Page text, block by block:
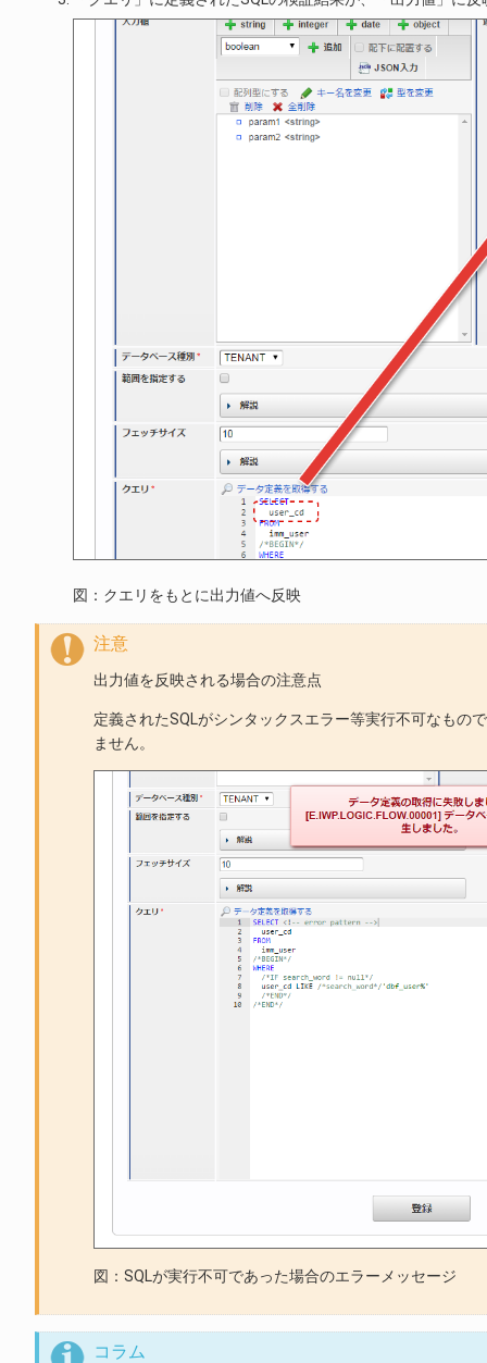
図：クエリをもとに出力値へ反映
注意
出力値を反映される場合の注意点
定義されたSQLがシンタックスエラー等実行不可なもの
ません。
図：SQLが実行不可であった場合のエラーメッセージ
コラム